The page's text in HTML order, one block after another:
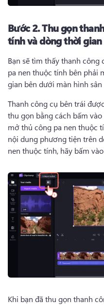
Bước 2.Thu gọn
tính và dòng thời gian
Bạn sẽ tìm thấy thanh công
pa nen thuộc tính bên phải
gian bên dưới màn hình sân
Thanh công cụ bên trái
thu gọn bằng cách bấm
mở thủ công pa nen thuộc
nội dung phương tiện trên
nen thuộc tính, hãy bấm
Khi bạn đã thu gọn thanh